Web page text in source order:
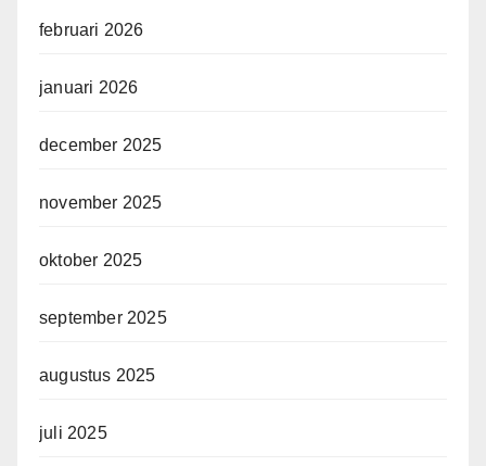
februari 2026
januari 2026
december 2025
november 2025
oktober 2025
september 2025
augustus 2025
juli 2025